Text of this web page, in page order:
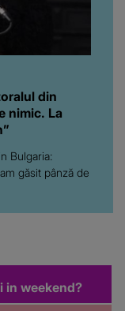
din
nimic. La
Bulgaria:
găsit pânză de
in weekend?